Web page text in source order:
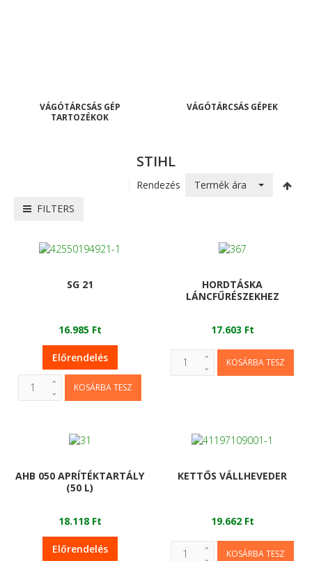
VÁGÓTÁRCSÁS GÉP
TARTOZÉKOK
VÁGÓTÁRCSÁS GÉPEK
STIHL
FILTERS
Rendezés Termék ára
SG 21
16.985 Ft
Előrendelés
HORDTÁSKA
LÁNCFŰRÉSZEKHEZ
17.603 Ft
AHB 050 APRÍTÉKTARTÁLY
(50 L)
18.118 Ft
Előrendelés
KETTŐS VÁLLHEVEDER
19.662 Ft